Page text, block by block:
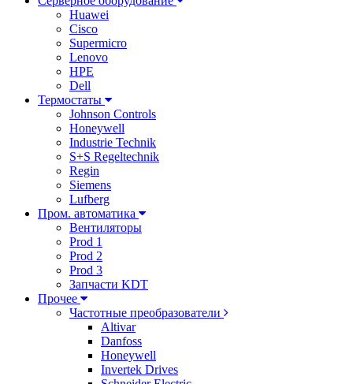
Huawei
Cisco
Supermicro
Lenovo
HPE
Dell
Термостаты
Johnson Controls
Honeywell
Industrie Technik
S+S Regeltechnik
Regin
Siemens
Lufberg
Пром. автоматика
Вентиляторы
Prod 1
Prod 2
Prod 3
Запчасти KDT
Прочее
Частотные преобразователи
Altivar
Danfoss
Honeywell
Invertek Drives